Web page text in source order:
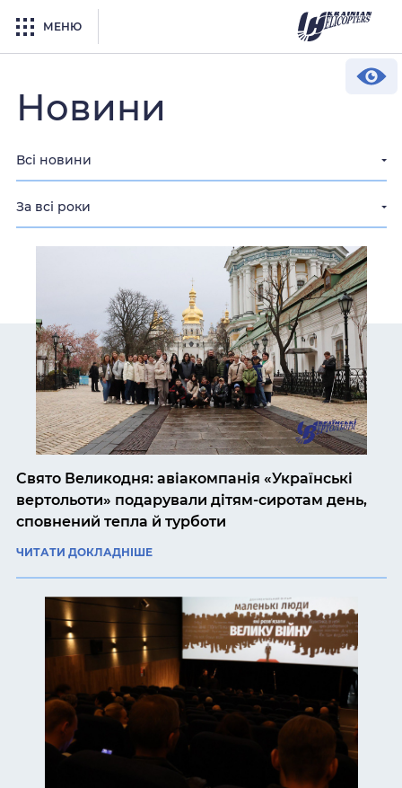
МЕНЮ
Новини
Всі новини
За всі роки
Свято Великодня: авіакомпанія «Українські
вертольоти» подарували дітям-сиротам день,
сповнений тепла й турботи
ЧИТАТИ ДОКЛАДНІШЕ